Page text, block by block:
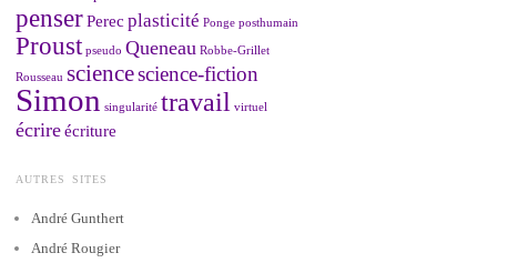
penserPerec plasticité Ponge posthumain
Proust pseudo Queneau Robbe-Grillet
Rousseau sciencescience-fiction
Simon singularité travail virtuel
écrireécriture
AUTRES SITES
André Gunthert
André Rougier